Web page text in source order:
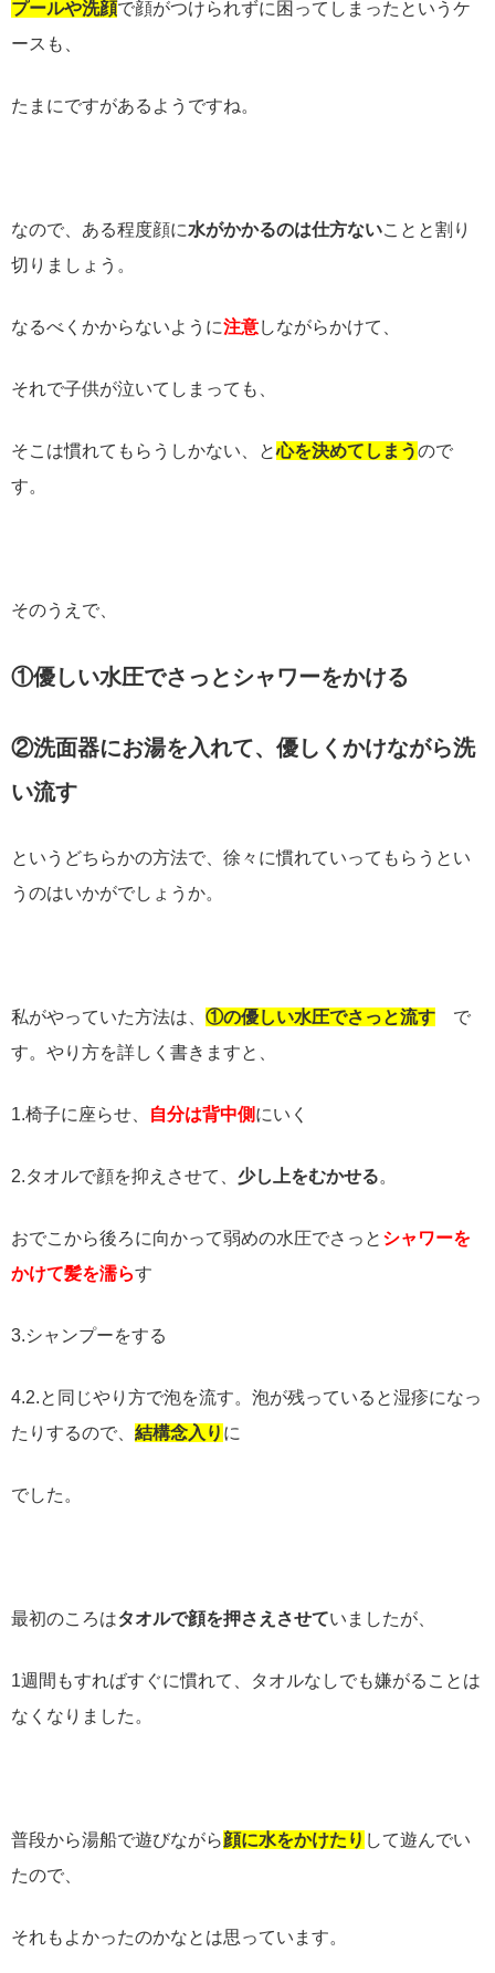
プールや洗顔で顔がつけられずに困ってしまったというケ
ースも、
たまにですがあるようですね。
なので、ある程度顔に水がかかるのは仕方ないことと割り
切りましょう。
なるべくかからないように注意しながらかけて、
それで子供が泣いてしまっても、
そこは慣れてもらうしかない、と心を決めてしまうので
す。
そのうえで、
①優しい水圧でさっとシャワーをかける
②洗面器にお湯を入れて、優しくかけながら洗
い流す
というどちらかの方法で、徐々に慣れていってもらうとい
うのはいかがでしょうか。
私がやっていた方法は、 ①の優しい水圧でさっと流す で
す。やり方を詳しく書きますと、
1.椅子に座らせ、 自分は背中側 にいく
2.タオルで顔を抑えさせて、 少し上をむかせる。
おでこから後ろに向かって弱めの水圧でさっと シャワーを
かけて髪を濡らす
3.シャンプーをする
4.2.と同じやり方で泡を流す。泡が残っていると湿疹になっ
たりするので、 結構念入り に
でした。
最初のころはタオルで顔を押さえさせていましたが、
1週間もすればすぐに慣れて、タオルなしでも嫌がることは
なくなりました。
普段から湯船で遊びながら顔に水をかけたり して遊んでい
たので、
それもよかったのかなとは思っています。